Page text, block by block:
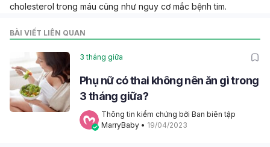
cholesterol trong máu cũng như nguy cơ mắc bệnh tim.
BÀI VIẾT LIÊN QUAN
3 tháng giữa
Phụ nữ có thai không nên ăn gì trong
3 tháng giữa?
Thông tin kiểm chứng bởi Ban biên tập
MarryBaby • 19/04/2023